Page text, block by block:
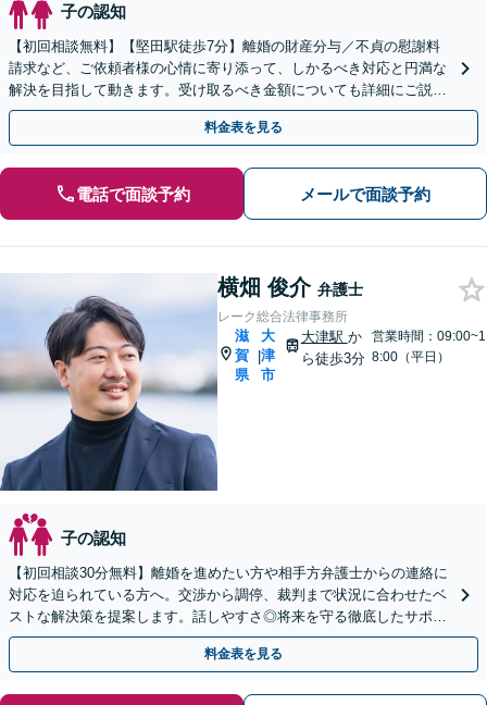
子の認知
【初回相談無料】【堅田駅徒歩7分】離婚の財産分与／不貞の慰謝料
請求など、ご依頼者様の心情に寄り添って、しかるべき対応と円満な
解決を目指して動きます。受け取るべき金額についても詳細にご説
明。お気軽にご相談ください。
料金表を見る
電話で面談予約 メールで面談予約
横畑 俊介 弁護士
レーク総合法律事務所
滋
賀
県
|
大
津
市
大津駅 か
ら徒歩3分
営業時間：09:00~1
8:00（平日）
子の認知
【初回相談30分無料】離婚を進めたい方や相手方弁護士からの連絡に
対応を迫られている方へ。交渉から調停、裁判まで状況に合わせたベ
ストな解決策を提案します。話しやすさ◎将来を守る徹底したサポー
トをいたします。【大津駅徒歩3分】
料金表を見る